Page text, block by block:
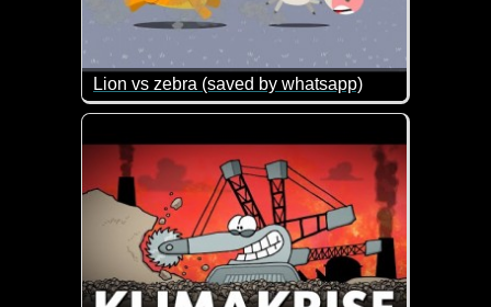
Lion vs zebra (saved by whatsapp)
Ein Löwe jagt ein Zebra. Das Ende dieser